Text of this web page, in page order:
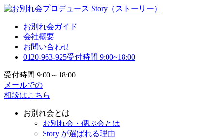
お別れ会ガイド
会社概要
お問い合わせ
0120-963-925受付時間 9:00~18:00
受付時間 9:00～18:00
メールでの
相談はこちら
お別れ会とは
お別れ会・偲ぶ会とは
Story が選ばれる理由